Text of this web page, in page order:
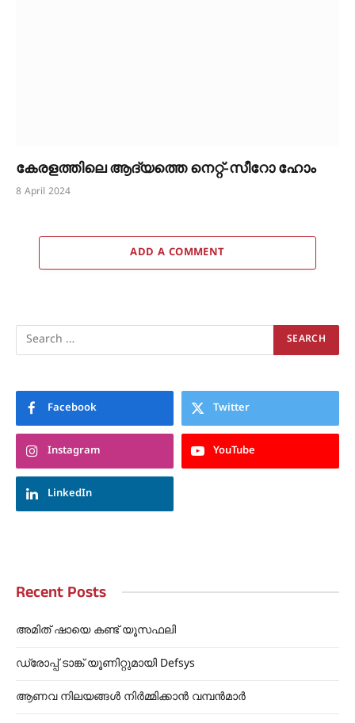
കേരളത്തിലെ ആദ്യത്തെ നെറ്റ്-സീറോ ഹോം
8 April 2024
ADD A COMMENT
Facebook Twitter
Instagram YouTube
LinkedIn
Recent Posts
അമിത് ഷായെ കണ്ട് ‌യൂസഫലി
ഡ്രോപ്പ് ടാങ്ക് യൂണിറ്റുമായി Defsys
ആണവ നിലയങ്ങൾ നിർമ്മിക്കാൻ വമ്പൻമാർ